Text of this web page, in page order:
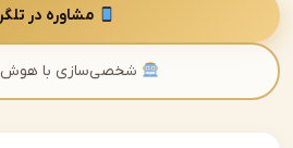
مشاوره در تلگرام
شخصی‌سازی با هوش مصنوعی